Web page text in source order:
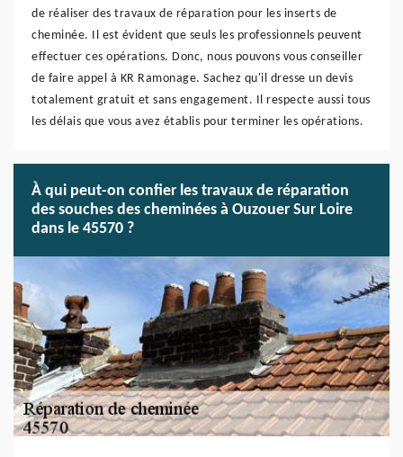
de réaliser des travaux de réparation pour les inserts de
cheminée. Il est évident que seuls les professionnels peuvent
effectuer ces opérations. Donc, nous pouvons vous conseiller
de faire appel à KR Ramonage. Sachez qu'il dresse un devis
totalement gratuit et sans engagement. Il respecte aussi tous
les délais que vous avez établis pour terminer les opérations.
À qui peut-on confier les travaux de réparation
des souches des cheminées à Ouzouer Sur Loire
dans le 45570 ?